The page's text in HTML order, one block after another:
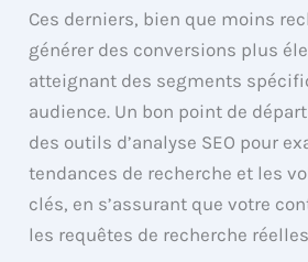
Ces derniers, bien que moins
générer des conversions plus
atteignant des segments
audience. Un bon point de
des outils d’analyse SEO pour
tendances de recherche et les
clés, en s’assurant que votre
les requêtes de recherche